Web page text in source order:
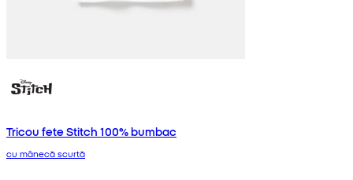
Tricou fete Stitch 100% bumbac
cu mânecă scurtă